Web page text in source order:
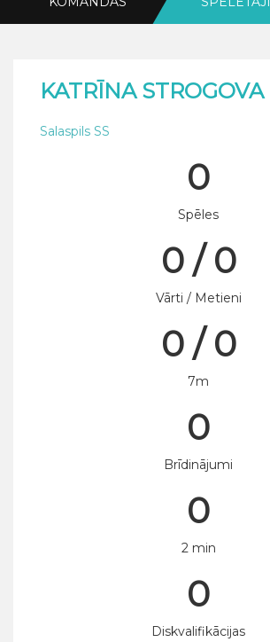
KATRĪNA STROGOVA
Salaspils SS
0
Spēles
0 / 0
Vārti / Metieni
0 / 0
7m
0
Brīdinājumi
0
2 min
0
Diskvalifikācijas